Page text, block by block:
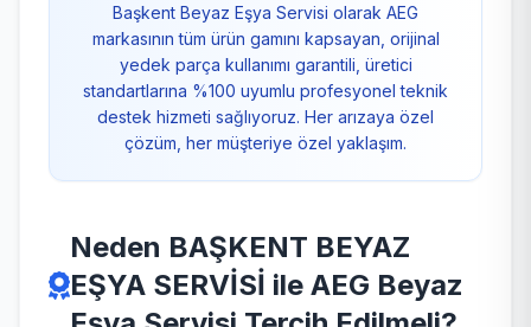
Başkent Beyaz Eşya Servisi olarak AEG
markasının tüm ürün gamını kapsayan, orijinal
yedek parça kullanımı garantili, üretici
standartlarına %100 uyumlu profesyonel teknik
destek hizmeti sağlıyoruz. Her arızaya özel
çözüm, her müşteriye özel yaklaşım.
Neden BAŞKENT BEYAZ
EŞYA SERVİSİ ile AEG Beyaz